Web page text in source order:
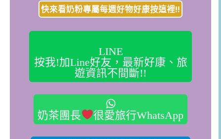
快來看奶粉專屬每週好物好康按這裡!!
LINE
按我!加Line好友，最新好康、旅
遊資訊不間斷!!
奶茶團長 很愛旅行WhatsApp